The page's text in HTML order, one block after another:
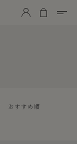
おすすめ順